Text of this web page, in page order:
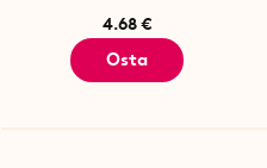
4.68 €
Osta